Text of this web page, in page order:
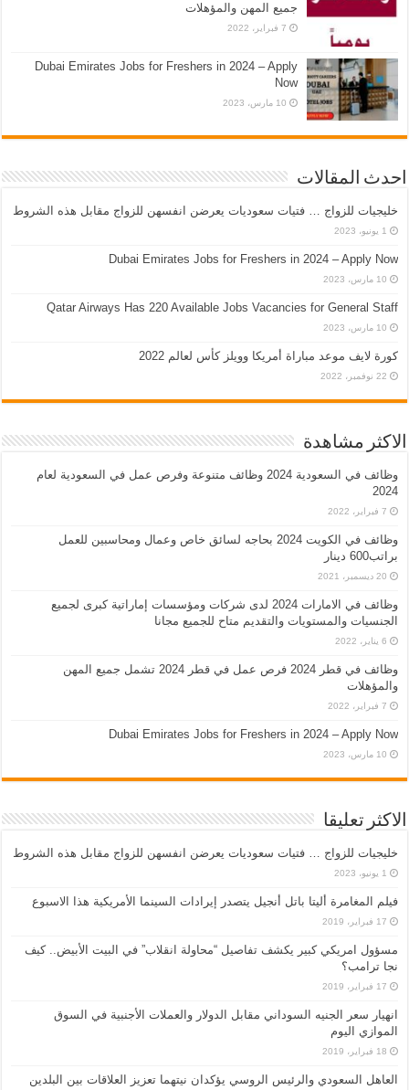
جميع المهن والمؤهلات
7 فبراير، 2022
Dubai Emirates Jobs for Freshers in 2024 – Apply
Now
10 مارس، 2023
احدث المقالات
خليجيات للزواج … فتيات سعوديات يعرضن انفسهن للزواج مقابل هذه الشروط
1 يونيو، 2023
Dubai Emirates Jobs for Freshers in 2024 – Apply Now
10 مارس، 2023
Qatar Airways Has 220 Available Jobs Vacancies for General Staff
10 مارس، 2023
كورة لايف موعد مباراة أمريكا وويلز كأس لعالم 2022
22 نوفمبر، 2022
الاكثر مشاهدة
وظائف في السعودية 2024 وظائف متنوعة وفرص عمل في السعودية لعام
2024
7 فبراير، 2022
وظائف في الكويت 2024 بحاجه لسائق خاص وعمال ومحاسبين للعمل
براتب600 دينار
20 ديسمبر، 2021
وظائف في الامارات 2024 لدى شركات ومؤسسات إماراتية كبرى لجميع
الجنسيات والمستويات والتقديم متاح للجميع مجانا
6 يناير، 2022
وظائف في قطر 2024 فرص عمل في قطر 2024 تشمل جميع المهن
والمؤهلات
7 فبراير، 2022
Dubai Emirates Jobs for Freshers in 2024 – Apply Now
10 مارس، 2023
الاكثر تعليقا
خليجيات للزواج … فتيات سعوديات يعرضن انفسهن للزواج مقابل هذه الشروط
1 يونيو، 2023
فيلم المغامرة أليتا‭ ‬باتل أنجيل يتصدر إيرادات السينما الأمريكية هذا الاسبوع
17 فبراير، 2019
مسؤول امريكي كبير يكشف تفاصيل “محاولة انقلاب” في البيت الأبيض.. كيف
نجا ترامب؟
17 فبراير، 2019
انهيار سعر الجنيه السوداني مقابل الدولار والعملات الأجنبية في السوق
الموازي اليوم
18 فبراير، 2019
العاهل السعودي والرئيس الروسي يؤكدان نيتهما تعزيز العلاقات بين البلدين